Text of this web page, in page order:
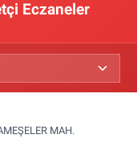
Eczaneler
MAH.